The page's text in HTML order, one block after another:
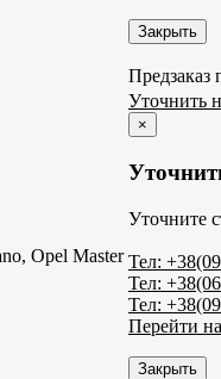
Закрыть
Предзаказ
Opel Master
Уточнить
×
Уточните
Тел:
Тел:
Тел:
Перейти
Закрыть